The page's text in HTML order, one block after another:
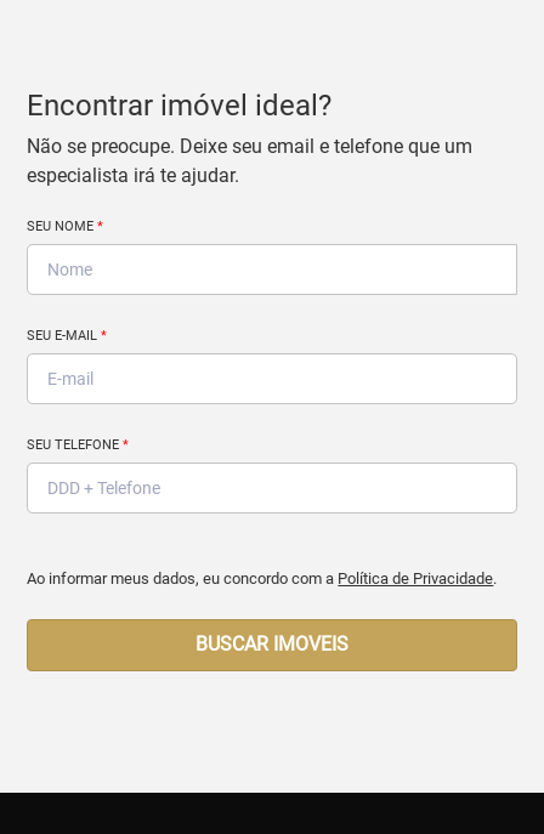
Encontrar imóvel ideal?
Não se preocupe. Deixe seu email e telefone que um
especialista irá te ajudar.
SEU NOME*
SEU E-MAIL*
SEU TELEFONE*
Ao informar meus dados, eu concordo com a Política de Privacidade.
BUSCAR IMOVEIS